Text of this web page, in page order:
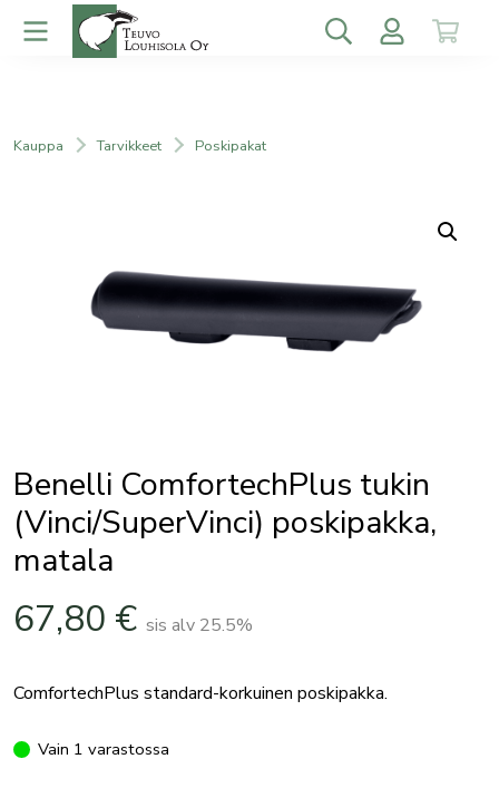
Kauppa Tarvikkeet Poskipakat
Benelli ComfortechPlus tukin
(Vinci/SuperVinci) poskipakka,
matala
67,80 € sis alv 25.5%
ComfortechPlus standard-korkuinen poskipakka.
Vain 1 varastossa